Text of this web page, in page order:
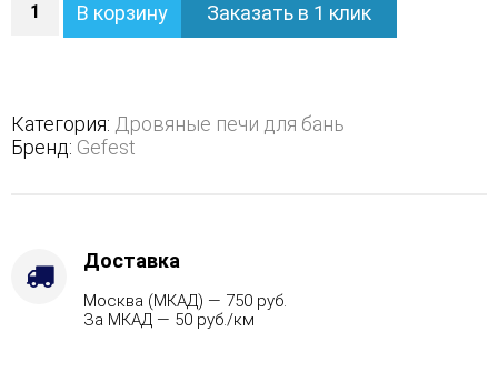
Чугунная
банная
Гроза
24М
в
В корзину Заказать в 1 клик
Категория: Дровяные печи для бань
Бренд: Gefest
Доставка
Москва (МКАД) — 750 руб.
За МКАД — 50 руб./км